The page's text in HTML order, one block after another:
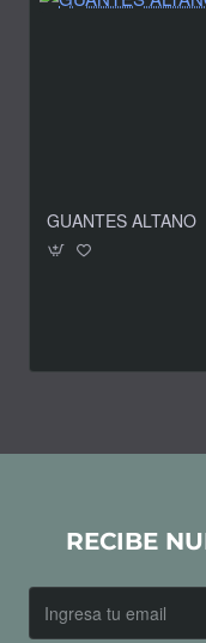
GUANTES ALTANO
RECIBE
Ingresa